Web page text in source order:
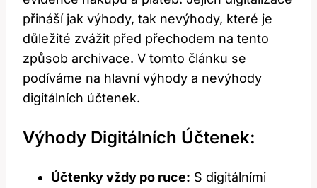
přináší jak‌ výhody, tak nevýhody, které ‌je
důležité zvážit před přechodem na ‌tento
způsob archivace. V tomto článku se
podíváme na hlavní výhody a nevýhody
digitálních účtenek.
Výhody Digitálních Účtenek:
Účtenky vždy‍ po ruce: S​ digitálními